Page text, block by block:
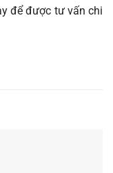
để được tư vấn chi